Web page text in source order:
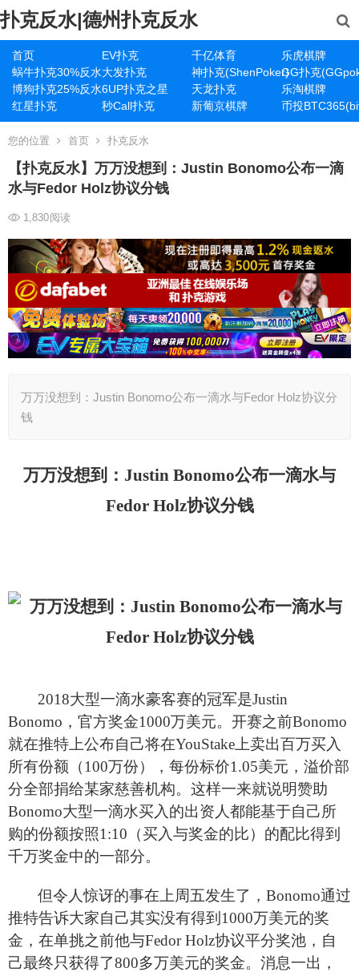
扑克反水|德州扑克反水
首页 EV扑克 千亿体育
乐虎棋牌
蜗牛扑克30%反水大发扑克 神扑克(ShenPoker)GG扑克
博狗扑克25%反水6UP扑克之星 天龙扑克
乐淘棋牌
红星扑克
秒Call扑克 新葡京棋牌 币投
您的位置 首页 扑克反水
【扑克反水】万万没想到：Justin Bonomo公布一滴
水与Fedor Holz协议分钱
1,830阅读
万万没想到：Justin Bonomo公布一滴水与Fedor Holz协议分
钱
万万没想到：Justin Bonomo公布一滴水与
Fedor Holz协议分钱
2018大型一滴水豪客赛的冠军是Justin
Bonomo，官方奖金1000万美元。开赛之前Bonomo
就在推特上公布自己将在YouStake上卖出百万买入
所有份额（100万份），每份标价1.05美元，溢价部
分全部捐给某家慈善机构。这样一来就说明赞助
Bonomo大型一滴水买入的出资人都能基于自己所
购的份额按照1:10（买入与奖金的比）的配比得到
千万奖金中的一部分。
但令人惊讶的事在上周五发生了，Bonomo通过
推特告诉大家自己其实没有得到1000万美元的奖
金，在单挑之前他与Fedor Holz协议平分奖池，自
己最终只获得了800多万美元的奖金。消息一出，